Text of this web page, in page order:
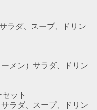
、スープ、ドリン
）サラダ、ドリン
セット
、スープ、ドリン